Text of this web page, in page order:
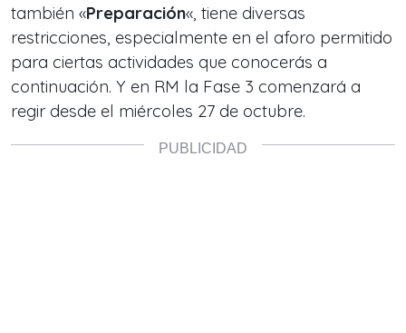
también «Preparación«, tiene diversas
restricciones, especialmente en el aforo permitido
para ciertas actividades que conocerás a
continuación. Y en RM la Fase 3 comenzará a
regir desde el miércoles 27 de octubre.